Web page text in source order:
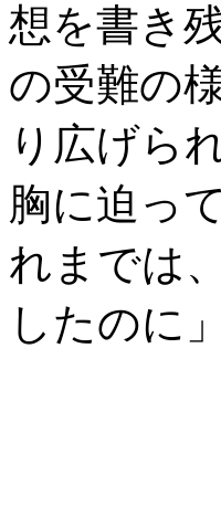
想を書き
の受難の
り広げら
胸に迫っ
れまでは
したのに」